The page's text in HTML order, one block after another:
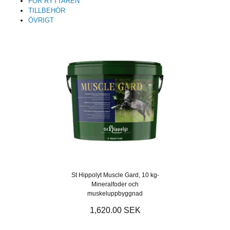
TILLBEHÖR
ÖVRIGT
St Hippolyt Muscle Gard, 10 kg-
Mineralfoder och
muskeluppbyggnad
1,620.00 SEK